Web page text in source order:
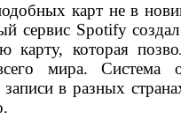
карт не в
сервис Spotify
карту, которая
мира. Система
в разных